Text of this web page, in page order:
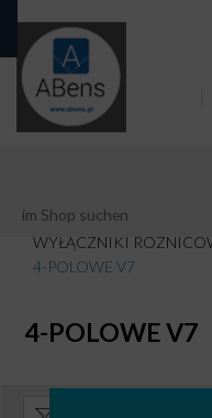
ONLINESHOP
WYŁĄCZNIKI
4-POLOWE V7
4-POLOWE V7